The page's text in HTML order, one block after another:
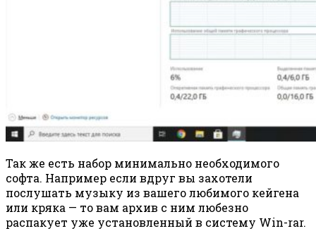
Так же есть набор минимально необходимого
софта. Например если вдруг вы захотели
послушать музыку из вашего любимого кейгена
или кряка — то вам архив с ним любезно
распакует уже установленный в систему Win-rar.